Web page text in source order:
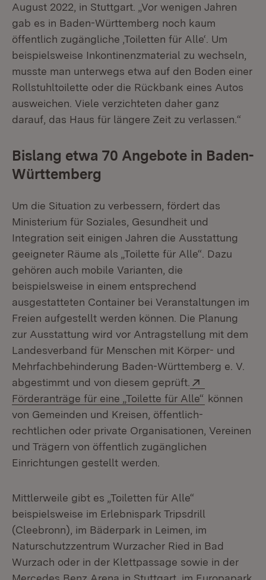
August 2022, in Stuttgart. „Vor wenigen Jahren
gab es in Baden-Württemberg noch kaum
öffentlich zugängliche ‚Toiletten für Alle‘. Um
beispielsweise Inkontinenzmaterial zu wechseln,
musste man unterwegs etwa auf den Boden einer
Rollstuhltoilette oder die Rückbank eines Autos
ausweichen. Viele verzichteten daher ganz
darauf, das Haus für längere Zeit zu verlassen.“
Bislang etwa 70 Angebote in Baden-
Württemberg
Um die Situation zu verbessern, fördert das
Ministerium für Soziales, Gesundheit und
Integration seit einigen Jahren die Ausstattung
geeigneter Räume als „Toilette für Alle“. Dazu
gehören auch mobile Varianten, die
beispielsweise in einem entsprechend
ausgestatteten Container bei Veranstaltungen im
Freien aufgestellt werden können. Die Planung
zur Ausstattung wird vor Antragstellung mit dem
Landesverband für Menschen mit Körper- und
Mehrfachbehinderung Baden-Württemberg e. V.
abgestimmt und von diesem geprüft.
Förderanträge für eine „Toilette für Alle“ (Öffnet in
können
von Gemeinden und Kreisen, öffentlich-
rechtlichen oder private Organisationen, Vereinen
und Trägern von öffentlich zugänglichen
Einrichtungen gestellt werden.
Mittlerweile gibt es „Toiletten für Alle“
beispielsweise im Erlebnispark Tripsdrill
(Cleebronn), im Bäderpark in Leimen, im
Naturschutzzentrum Wurzacher Ried in Bad
Wurzach oder in der Klettpassage sowie in der